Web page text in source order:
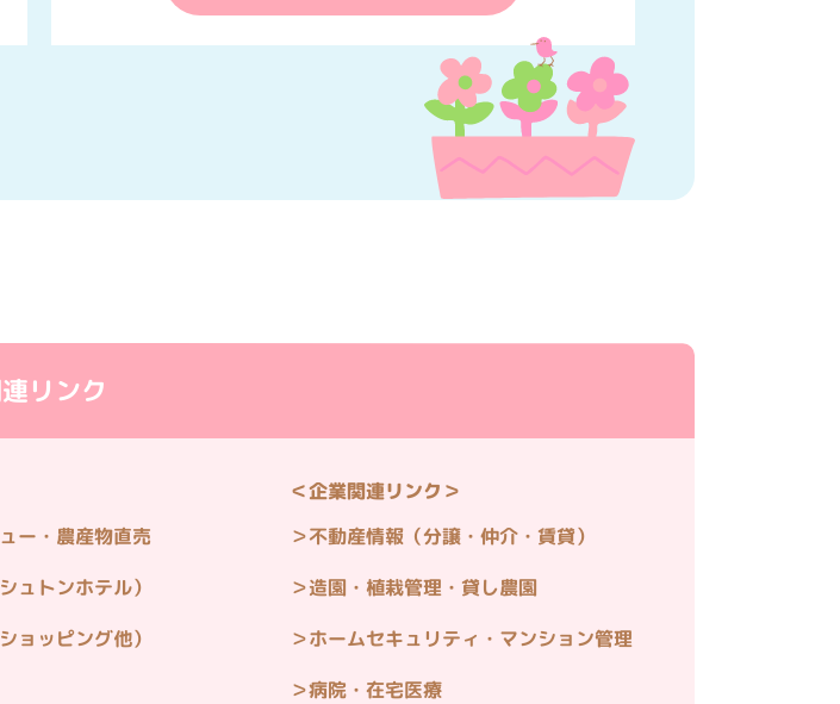
リンク
ー・農産物直売
ュトンホテル）
ョッピング他）
＜企業関連リンク＞
不動産情報（分譲・仲介・賃貸）
造園・植栽管理・貸し農園
ホームセキュリティ・マンション管理
病院・在宅医療